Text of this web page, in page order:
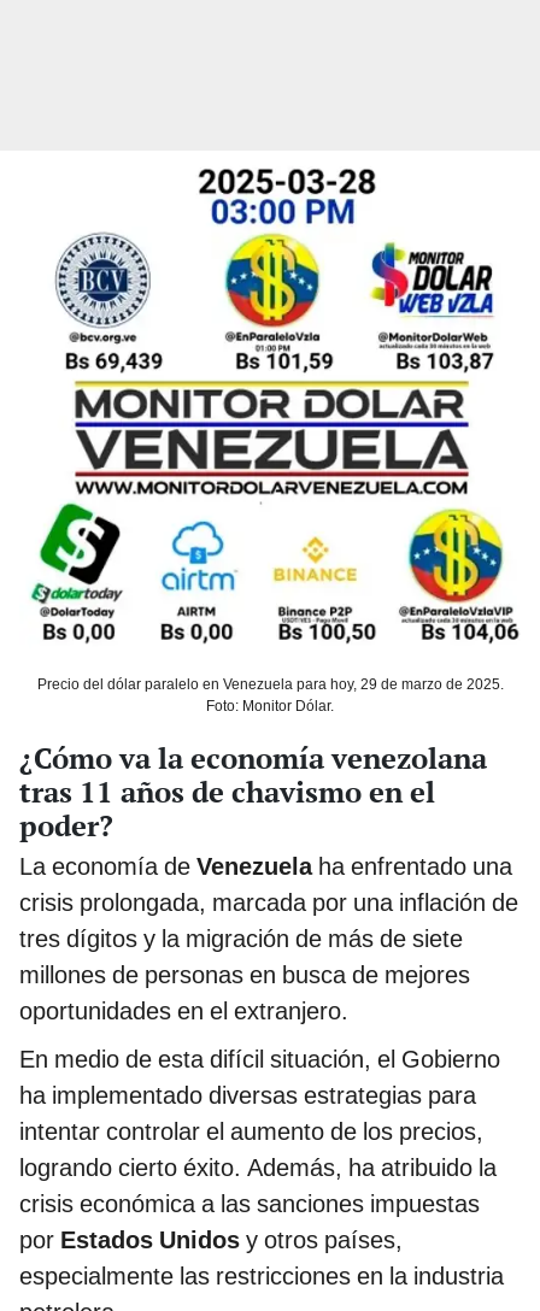
Precio del dólar paralelo en Venezuela para hoy, 29 de marzo de 2025.
Foto: Monitor Dólar.
¿Cómo va la economía venezolana
tras 11 años de chavismo en el
poder?
La economía de Venezuela ha enfrentado una
crisis prolongada, marcada por una inflación de
tres dígitos y la migración de más de siete
millones de personas en busca de mejores
oportunidades en el extranjero.
En medio de esta difícil situación, el Gobierno
ha implementado diversas estrategias para
intentar controlar el aumento de los precios,
logrando cierto éxito. Además, ha atribuido la
crisis económica a las sanciones impuestas
por Estados Unidos y otros países,
especialmente las restricciones en la industria